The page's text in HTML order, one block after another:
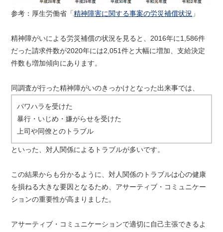
参考：厚生労働省「精神障害に関する事案の労災補償状況 」
精神障がいによる労災補償の状況を見ると、2016年に1,586件
だった請求件数が2020年には2,051件と大幅に増加、支給決定
件数も増加傾向にあります。
同調査が行った精神障がいのきっかけとなった出来事では、
パワハラを受けた
暴行・いじめ・嫌がらせを受けた
上司や同僚とのトラブル
といった、対人関係によるトラブルが多いです。
この結果からも分かるように、対人関係のトラブルは心の健康
を損ねる大きな要因となるため、アサーティブ・コミュニケー
ションの重要性が高まりました。
アサーティブ・コミュニケーションで適切に自己主張できるよ